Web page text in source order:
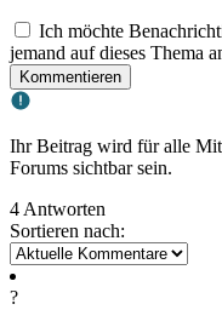
Ich möchte
jemand auf dieses Thema
Kommentieren
Ihr Beitrag wird für alle
Forums sichtbar sein.
4 Antworten
Sortieren nach:
?